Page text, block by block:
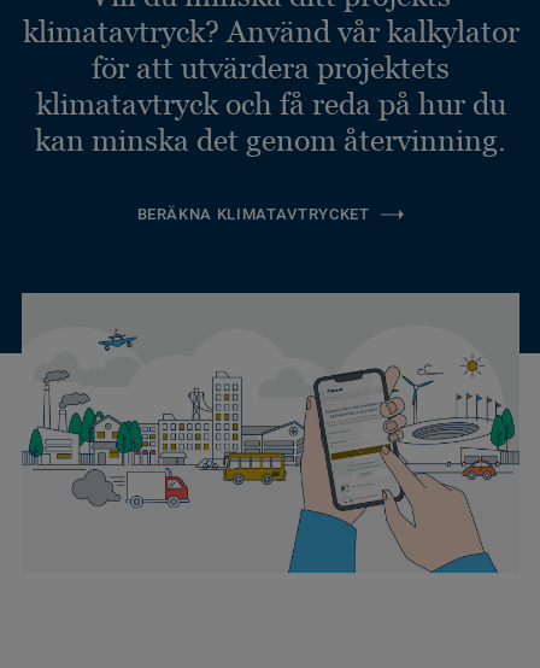
klimatavtryck? Använd vår kalkylator
för att utvärdera projektets
klimatavtryck och få reda på hur du
kan minska det genom återvinning.
BERÄKNA KLIMATAVTRYCKET